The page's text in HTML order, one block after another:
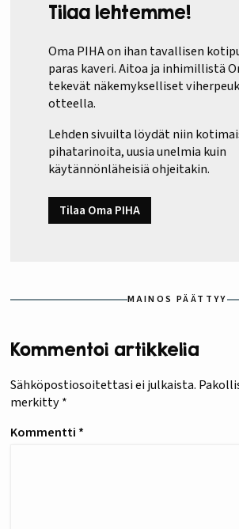
Tilaa lehtemme!
Oma PIHA on ihan tavallisen
paras kaveri. Aitoa ja inhimillistä
tekevät näkemykselliset
otteella.
Lehden sivuilta löydät niin
pihatarinoita, uusia unelmia kuin
käytännönläheisiä ohjeitakin.
Tilaa Oma PIHA
MAINOS PÄÄTTYY
Kommentoi artikkelia
Sähköpostiosoitettasi ei julkaista.
merkitty*
Kommentti *